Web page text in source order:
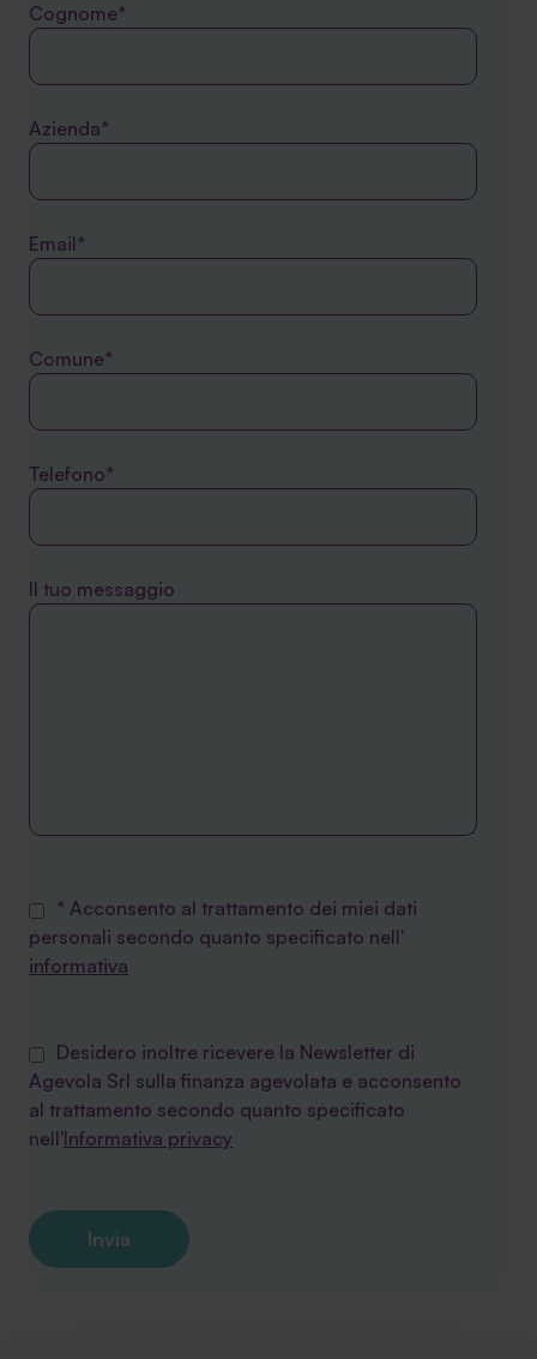
Cognome*
Azienda*
Email*
Comune*
Telefono*
Il tuo messaggio
* Acconsento al trattamento dei miei dati
personali secondo quanto specificato nell'
informativa
Desidero inoltre ricevere la Newsletter di
Agevola Srl sulla finanza agevolata e acconsento
al trattamento secondo quanto specificato
nell'Informativa privacy